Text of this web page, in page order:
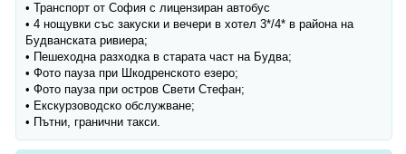
• Транспорт от София с лицензиран автобус
• 4 нощувки със закуски и вечери в хотел 3*/4* в района на
Будванската ривиера;
• Пешеходна разходка в старата част на Будва;
• Фото пауза при Шкодренското езеро;
• Фото пауза при остров Свети Стефан;
• Екскурзоводско обслужване;
• Пътни, гранични такси.